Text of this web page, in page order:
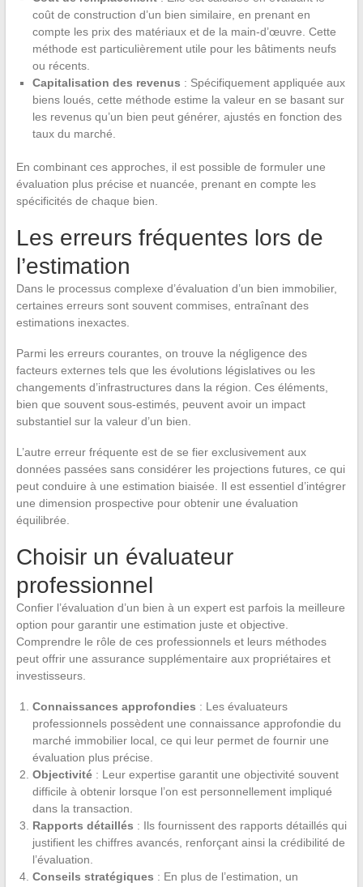
coût de construction d’un bien similaire, en prenant en
compte les prix des matériaux et de la main-d’œuvre. Cette
méthode est particulièrement utile pour les bâtiments neufs
ou récents.
Capitalisation des revenus : Spécifiquement appliquée aux
biens loués, cette méthode estime la valeur en se basant sur
les revenus qu’un bien peut générer, ajustés en fonction des
taux du marché.
En combinant ces approches, il est possible de formuler une
évaluation plus précise et nuancée, prenant en compte les
spécificités de chaque bien.
Les erreurs fréquentes lors de
l’estimation
Dans le processus complexe d’évaluation d’un bien immobilier,
certaines erreurs sont souvent commises, entraînant des
estimations inexactes.
Parmi les erreurs courantes, on trouve la négligence des
facteurs externes tels que les évolutions législatives ou les
changements d’infrastructures dans la région. Ces éléments,
bien que souvent sous-estimés, peuvent avoir un impact
substantiel sur la valeur d’un bien.
L’autre erreur fréquente est de se fier exclusivement aux
données passées sans considérer les projections futures, ce qui
peut conduire à une estimation biaisée. Il est essentiel d’intégrer
une dimension prospective pour obtenir une évaluation
équilibrée.
Choisir un évaluateur
professionnel
Confier l’évaluation d’un bien à un expert est parfois la meilleure
option pour garantir une estimation juste et objective.
Comprendre le rôle de ces professionnels et leurs méthodes
peut offrir une assurance supplémentaire aux propriétaires et
investisseurs.
Connaissances approfondies : Les évaluateurs
professionnels possèdent une connaissance approfondie du
marché immobilier local, ce qui leur permet de fournir une
évaluation plus précise.
Objectivité : Leur expertise garantit une objectivité souvent
difficile à obtenir lorsque l’on est personnellement impliqué
dans la transaction.
Rapports détaillés : Ils fournissent des rapports détaillés qui
justifient les chiffres avancés, renforçant ainsi la crédibilité de
l’évaluation.
Conseils stratégiques : En plus de l’estimation, un